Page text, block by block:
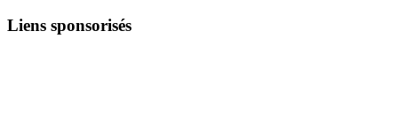
Liens sponsorisés